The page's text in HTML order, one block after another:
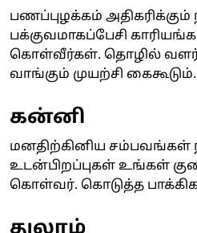
பணப்புழக்கம் அதிகரிக்கும்
பக்குவமாகப்பேசி
கொள்வீர்கள். தொழில்
வாங்கும் முயற்சி கைகூடும்.
கன்னி
மனதிற்கினிய சம்பவங்கள்
உடன்பிறப்புகள் உங்கள்
கொள்வர். கொடுத்த